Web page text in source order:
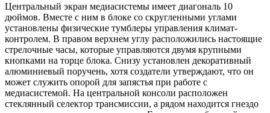
Центральный экран медиасистемы имеет диагональ 10
дюймов. Вместе с ним в блоке со скругленными углами
установлены физические тумблеры управления климат-
контролем. В правом верхнем углу расположились настоящие
стрелочные часы, которые управляются двумя крупными
кнопками на торце блока. Снизу установлен декоративный
алюминиевый поручень, хотя создатели утверждают, что он
может служить опорой для запястья при работе с
медиасистемой. На центральной консоли расположен
стеклянный селектор трансмиссии, а рядом находится гнездо